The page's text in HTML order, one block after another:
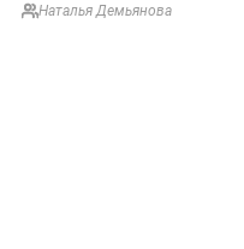
Наталья Демьянова